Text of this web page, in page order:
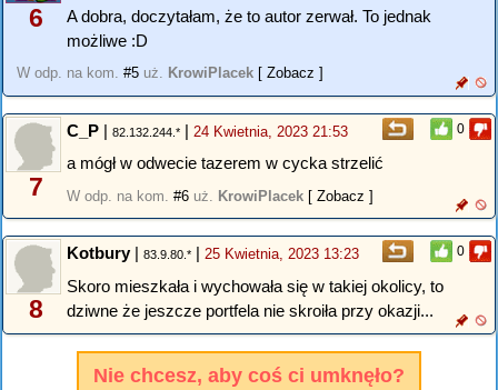
6
A dobra, doczytałam, że to autor zerwał. To jednak
możliwe :D
W odp. na kom. #5 uż. KrowiPlacek [ Zobacz ]
0
7
C_P | 82.132.244.* | 24 Kwietnia, 2023 21:53
a mógł w odwecie tazerem w cycka strzelić
W odp. na kom. #6 uż. KrowiPlacek [ Zobacz ]
0
8
Kotbury| 83.9.80.* | 25 Kwietnia, 2023 13:23
Skoro mieszkała i wychowała się w takiej okolicy, to
dziwne że jeszcze portfela nie skroiła przy okazji...
Nie chcesz, aby coś ci umknęło?